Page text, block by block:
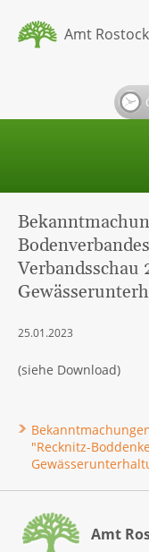
Amt
Verbandsschau
25.01.2023
(siehe Download)
"Recknitz-
Amt